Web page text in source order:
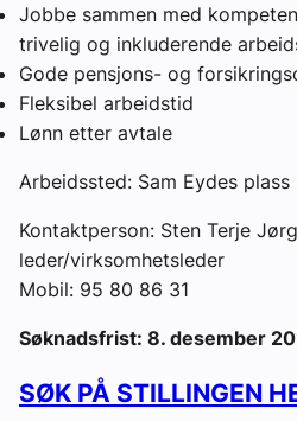
Jobbe sammen med
trivelig og inkluderende
Gode pensjons- og
Fleksibel arbeidstid
Lønn etter avtale
Arbeidssted: Sam Eydes
Kontaktperson: Sten Terje
leder/virksomhetsleder
Mobil: 95 80 86 31
Søknadsfrist: 8. desember
SØK PÅ STILLINGEN